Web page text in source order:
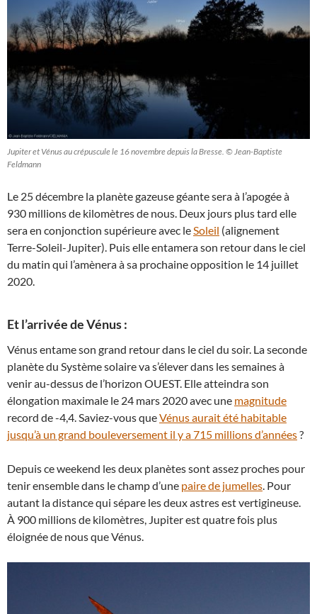
Jupiter et Vénus au crépuscule le 16 novembre depuis la Bresse. © Jean-Baptiste
Feldmann
Le 25 décembre la planète gazeuse géante sera à l’apogée à
930 millions de kilomètres de nous. Deux jours plus tard elle
sera en conjonction supérieure avec le Soleil (alignement
Terre-Soleil-Jupiter). Puis elle entamera son retour dans le ciel
du matin qui l’amènera à sa prochaine opposition le 14 juillet
2020.
Et l’arrivée de Vénus :
Vénus entame son grand retour dans le ciel du soir. La seconde
planète du Système solaire va s’élever dans les semaines à
venir au-dessus de l’horizon OUEST. Elle atteindra son
élongation maximale le 24 mars 2020 avec une magnitude
record de -4,4. Saviez-vous queVénus aurait été habitable
jusqu’à un grand bouleversement il y a 715 millions d’années?
Depuis ce weekend les deux planètes sont assez proches pour
tenir ensemble dans le champ d’une paire de jumelles . Pour
autant la distance qui sépare les deux astres est vertigineuse.
À 900 millions de kilomètres, Jupiter est quatre fois plus
éloignée de nous que Vénus.